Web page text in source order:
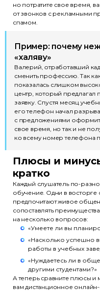
но потратите свое время,
от звонков с рекламными
спамом.
Пример: почему
«халяву»
Валерий, отработавший
сменить профессию. Так
показалась слишком
центр, который предлагал
заявку. Спустя месяц
его телефон начал
с предложениями
свое время, но так и не
ко всему номер телефона
Плюсы и
кратко
Каждый слушатель по-
обучение. Одни в восторге
предпочитают живое
сопоставлять преимущества
на несколько вопросов:
«Умеете ли вы
«Насколько успешно
работы в учебных
«Нуждаетесь ли в
другими студентами?»
А теперь сравните плюсы и
вам дистанционное